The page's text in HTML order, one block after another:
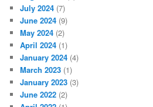
July 2024 (7)
June 2024 (9)
May 2024 (2)
April 2024 (1)
January 2024 (4)
March 2023 (1)
January 2023 (3)
June 2022 (2)